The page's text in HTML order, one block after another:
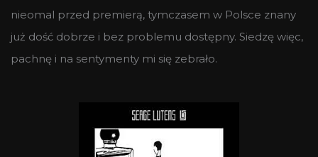
nieomal przed premierą, tymczasem w Polsce znany
już dość dobrze i bez problemu dostępny. Siedzę więc,
pachnę i na sentymenty mi się zebrało.